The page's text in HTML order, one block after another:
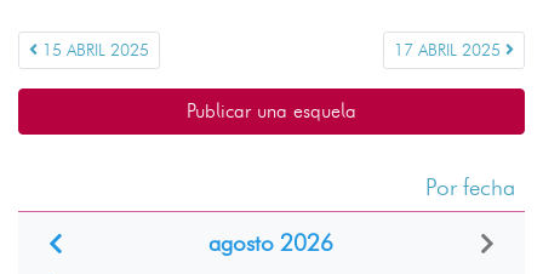
15 ABRIL 2025 17 ABRIL 2025
Publicar una esquela
Por fecha
agosto 2026